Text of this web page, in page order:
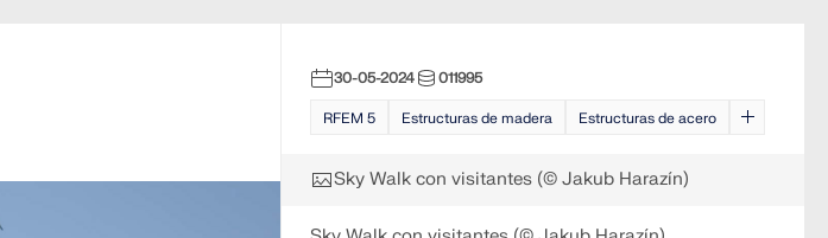
30-05-2024 011995
RFEM 5 Estructuras de madera Estructuras de acero
Sky Walk con visitantes (© Jakub Harazín)